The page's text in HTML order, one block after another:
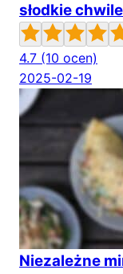
słodkie
4.7 (10 ocen)
2025-02-19
Niezależne